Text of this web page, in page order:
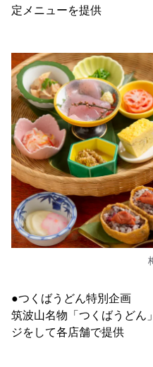
定メニューを提供
●つくばうどん特別企画
筑波山名物「つくばうどん
ジをして各店舗で提供